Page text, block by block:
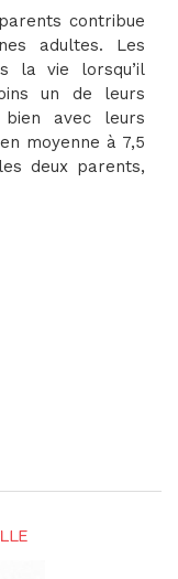
contribue
adultes. Les
la vie lorsqu’il
un de leurs
bien avec leurs
moyenne à 7,5
deux parents,